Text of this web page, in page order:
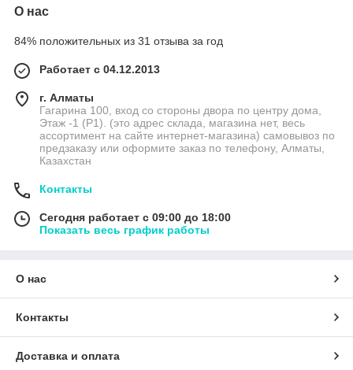
О нас
84% положительных из 31 отзыва за год
Работает с 04.12.2013
г. Алматы
Гагарина 100, вход со стороны двора по центру дома,
Этаж -1 (P1). (это адрес склада, магазина нет, весь
ассортимент на сайте интернет-магазина) самовывоз по
предзаказу или оформите заказ по телефону, Алматы,
Казахстан
Контакты
Сегодня работает с 09:00 до 18:00
Показать весь график работы
О нас
Контакты
Доставка и оплата